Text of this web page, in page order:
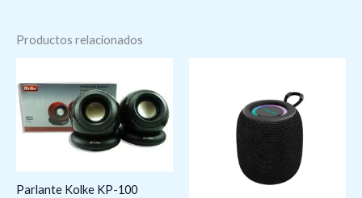
Productos relacionados
Parlante Kolke KP-100